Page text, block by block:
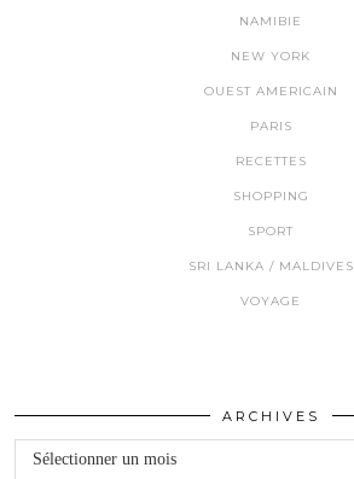
NAMIBIE
NEW YORK
OUEST AMERICAIN
PARIS
RECETTES
SHOPPING
SPORT
SRI LANKA / MALDIVES
VOYAGE
ARCHIVES
Archives